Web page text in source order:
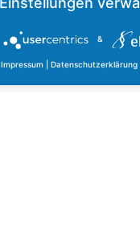
&
Impressum Datenschutzerklärung